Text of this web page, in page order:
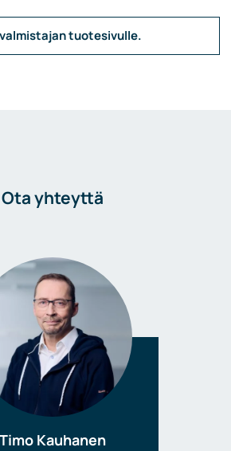
tuotesivulle.
Ota yhteyttä
Timo Kauhanen